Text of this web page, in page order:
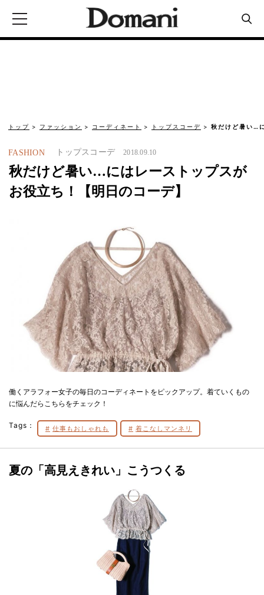
トップ ファッション コーディネート トップスコーデ 秋だけど暑い…
FASHION トップスコーデ 2018.09.10
秋だけど暑い…にはレーストップスが
お役立ち！【明日のコーデ】
働くアラフォー女子の毎日のコーディネートをピックアップ。着ていくもの
に悩んだらこちらをチェック！
Tags： 仕事もおしゃれも 着こなしマンネリ
夏の「高見えきれい」こうつくる